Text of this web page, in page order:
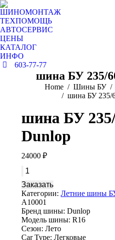
ШИНОМОНТАЖ
ТЕХПОМОЩЬ
АВТОСЕРВИС
ЦЕНЫ
КАТАЛОГ
ИНФО
603-77-77
шина БУ 235/
You are here:
Home Шины БУ
шина БУ 235/
шина БУ
Dunlop
24000 ₽
Количество
шина
БУ
235/60
R16
Dunlop
Заказать
Категории: Летние шины
A10001
Бренд шины: Dunlop
Модель шины: R16
Сезон: Лето
Car Type: Легковые